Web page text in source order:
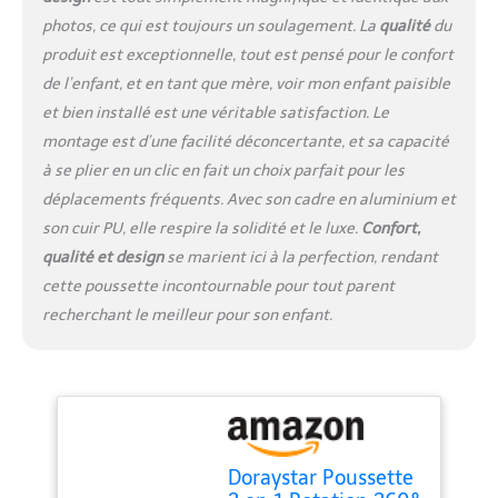
pour votre bébé. La
capacité de rotation
innovante à 360° de
cette poussette bébé 3
en 1 permet aux parents
de surveiller facilement
l'environnement de leur
bébé depuis n'importe
les excursions.
【Conception Adaptative
et Pratique】 Ce
poussette 3 en 1 sert
d'outil multifonctionnel
fonctionnalités distinctes
dans un seul produit. Le
cadre en alliage
d'aluminium léger offre
une manipulation et une
photos, ce qui est toujours un soulagement. La qualitédu
produit est exceptionnelle, tout est pensé pour le confort
de l’enfant, et en tant que mère, voir mon enfant paisible
et bien installé est une véritable satisfaction. Le
montage est d’une facilité déconcertante, et sa capacité
à se plier en un clic en fait un choix parfait pour les
déplacements fréquents. Avec son cadre en aluminium et
son cuir PU, elle respire la solidité et le luxe. Confort,
qualité et designse marient ici à la perfection, rendant
cette poussette incontournable pour tout parent
recherchant le meilleur pour son enfant.
Doraystar Poussette